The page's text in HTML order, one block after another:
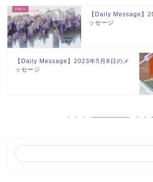
【Daily Message】
ッセージ
【Daily Message】2023年5月8日のメ
ッセージ